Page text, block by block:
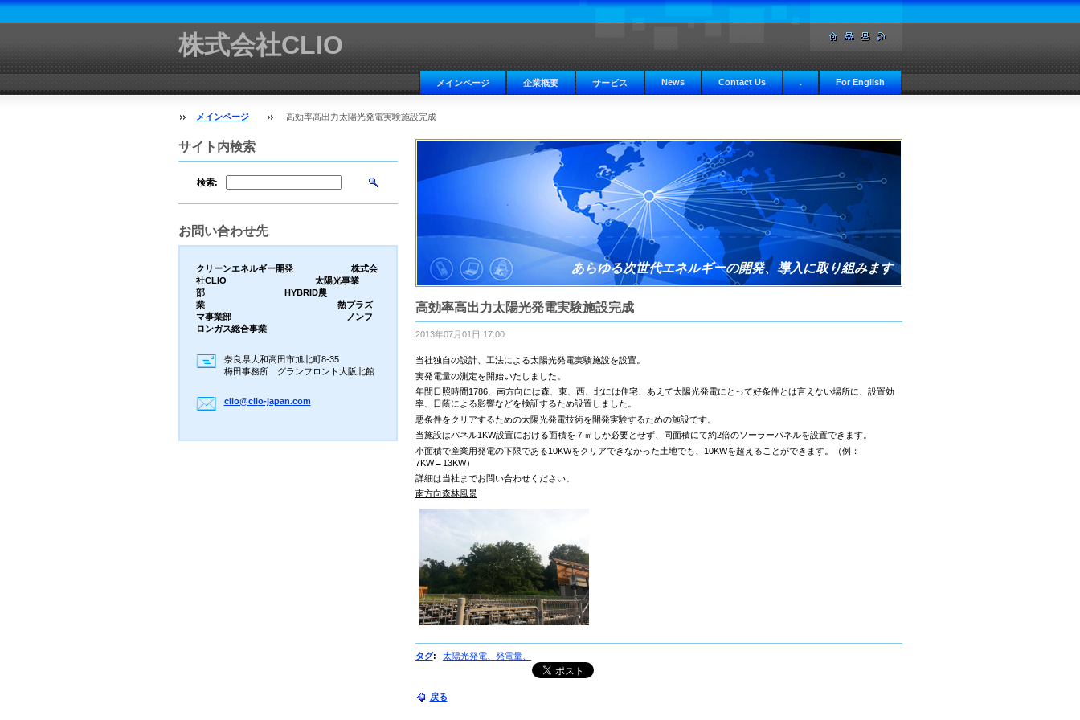
株式会社CLIO
メインページ 企業概要 サービス News Contact Us . For English
メインページ 高効率高出力太陽光発電実験施設完成
あらゆる次世代エネルギーの開発、導入に取り組みます
高効率高出力太陽光発電実験施設完成
2013年07月01日 17:00
当社独自の設計、工法による太陽光発電実験施設を設置。
実発電量の測定を開始いたしました。
年間日照時間1786、南方向には森、東、西、北には住宅、あえて太陽光発電にとって好条件とは言えない場所に、設置効
率、日蔭による影響などを検証するため設置しました。
悪条件をクリアするための太陽光発電技術を開発実験するための施設です。
当施設はパネル1KW設置における面積を７㎡しか必要とせず、同面積にて約2倍のソーラーパネルを設置できます。
小面積で産業用発電の下限である10KWをクリアできなかった土地でも、10KWを超えることができます。（例：
7KW→13KW）
詳細は当社までお問い合わせください。
南方向森林風景
タグ: 太陽光発電、発電量、
戻る
サイト内検索
検索:
お問い合わせ先
クリーンエネルギー開発 株式会
社CLIO 太陽光事業
部 HYBRID農
業 熱プラズ
マ事業部 ノンフ
ロンガス総合事業
奈良県大和高田市旭北町8-35
梅田事務所 グランフロント大阪北館
clio@clio-japan.com